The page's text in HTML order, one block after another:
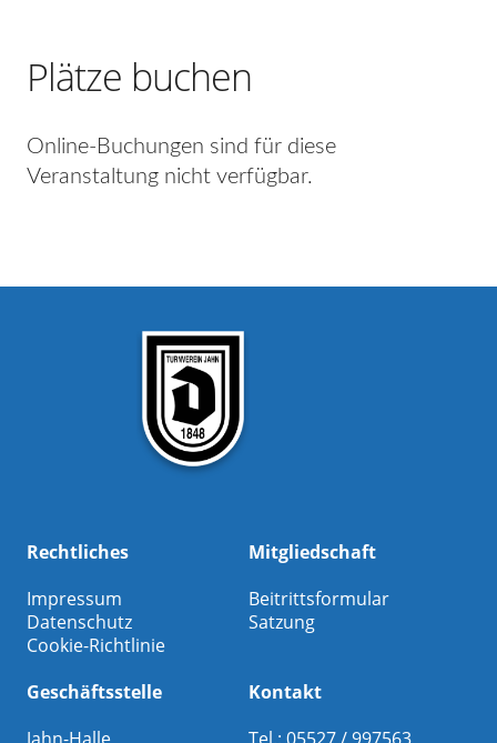
Plätze buchen
Online-Buchungen sind für diese
Veranstaltung nicht verfügbar.
Rechtliches
Impressum
Datenschutz
Cookie-Richtlinie
Mitgliedschaft
Beitrittsformular
Satzung
Geschäftsstelle
Kontakt